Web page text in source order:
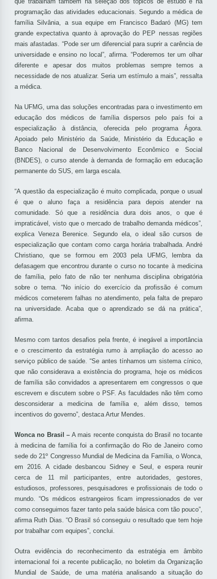
programação das atividades educacionais. Segundo a médica de
família Silvânia, a sua equipe em Francisco Badaró (MG) tem
grande expectativa quanto à aprovação do PEP nessas regiões
mais afastadas. “Pode ser um diferencial para suprir a carência de
universidade e ensino no local”, afirma. “Poderemos ter um olhar
diferente e apesar dos muitos problemas sempre temos a
necessidade de nos atualizar. Seria um estímulo a mais”, ressalta
a médica.
Na UFMG, uma das soluções encontradas para o investimento em
educação dos médicos de família dispersos pelo país foi a
especialização à distância, oferecida pelo programa Ágora.
Apoiado pelo Ministério da Saúde, Ministério da Educação e
Banco Nacional de Desenvolvimento Econômico e Social
(BNDES), o curso atende à demanda de formação em educação
permanente do SUS, em larga escala.
“A questão da especialização é muito complicada, porque o usual
é que o aluno faça a residência para depois atender na
comunidade. Só que a residência dura dois anos, o que é
impraticável, visto que o mercado de trabalho demanda médicos”,
explica Veneza Berenice. Segundo ela, o ideal são cursos de
especialização que contam como carga horária trabalhada. André
Christiano, que se formou em 2003 pela UFMG, lembra da
defasagem que encontrou durante o curso no tocante à medicina
de família, pelo fato de não ter nenhuma disciplina obrigatória
sobre o tema. “No início do exercício da profissão é comum
médicos cometerem falhas no atendimento, pela falta de preparo
na universidade. Acaba que o aprendizado se dá na prática”,
afirma.
Mesmo com tantos desafios pela frente, é inegável a importância
e o crescimento da estratégia rumo à ampliação do acesso ao
serviço público de saúde. “Se antes tínhamos um sistema cínico,
que não considerava a existência do programa, hoje os médicos
de família são convidados a apresentarem em congressos o que
escrevem e discutem sobre o PSF. As faculdades não têm como
desconsiderar a medicina de família e, além disso, temos
incentivos do governo”, destaca Artur Mendes.
Wonca no Brasil – A mais recente conquista do Brasil no tocante
à medicina de família foi a confirmação do Rio de Janeiro como
sede do 21º Congresso Mundial de Medicina da Família, o Wonca,
em 2016. A cidade desbancou Sidney e Seul, e espera reunir
cerca de 11 mil participantes, entre autoridades, gestores,
estudiosos, professores, pesquisadores e profissionais de todo o
mundo. “Os médicos estrangeiros ficam impressionados de ver
como conseguimos fazer tanto pela saúde básica com tão pouco”,
afirma Ruth Dias. “O Brasil só conseguiu o resultado que tem hoje
por trabalhar com equipes”, conclui.
Outra evidência do reconhecimento da estratégia em âmbito
internacional foi a recente publicação, no boletim da Organização
Mundial de Saúde, de uma matéria analisando a situação do